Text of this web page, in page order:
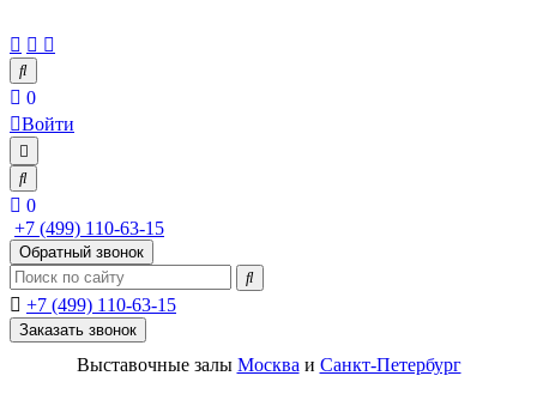
0
Войти
0
+7 (499) 110-63-15
Обратный звонок
+7 (499) 110-63-15
Заказать звонок
Выставочные залы Москва и Санкт-Петербург